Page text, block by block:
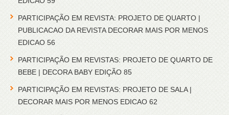
PARTICIPAÇÃO EM REVISTA: PROJETO DE QUARTO |
PUBLICACAO DA REVISTA DECORAR MAIS POR MENOS
EDICAO 56
PARTICIPAÇÃO EM REVISTAS: PROJETO DE QUARTO DE
BEBE | DECORA BABY EDIÇÃO 85
PARTICIPAÇÃO EM REVISTAS: PROJETO DE SALA |
DECORAR MAIS POR MENOS EDICAO 62